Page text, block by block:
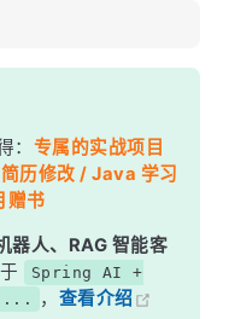
： 专属的实战项目
历修改 / Java 学习
赠书
器人、RAG 智能客
Spring AI +
， 查看介绍